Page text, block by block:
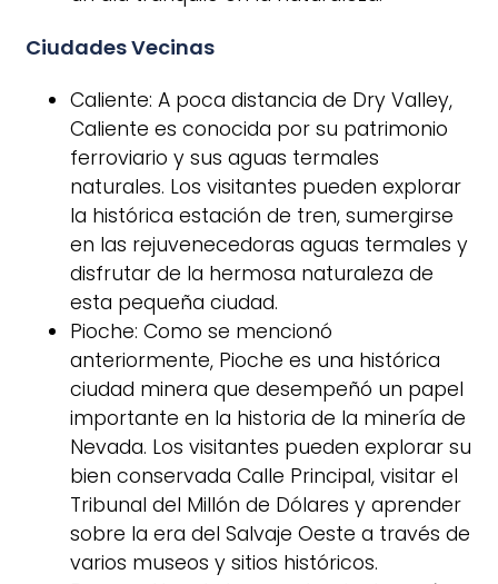
Ciudades Vecinas
Caliente: A poca distancia de Dry Valley,
Caliente es conocida por su patrimonio
ferroviario y sus aguas termales
naturales. Los visitantes pueden explorar
la histórica estación de tren, sumergirse
en las rejuvenecedoras aguas termales y
disfrutar de la hermosa naturaleza de
esta pequeña ciudad.
Pioche: Como se mencionó
anteriormente, Pioche es una histórica
ciudad minera que desempeñó un papel
importante en la historia de la minería de
Nevada. Los visitantes pueden explorar su
bien conservada Calle Principal, visitar el
Tribunal del Millón de Dólares y aprender
sobre la era del Salvaje Oeste a través de
varios museos y sitios históricos.